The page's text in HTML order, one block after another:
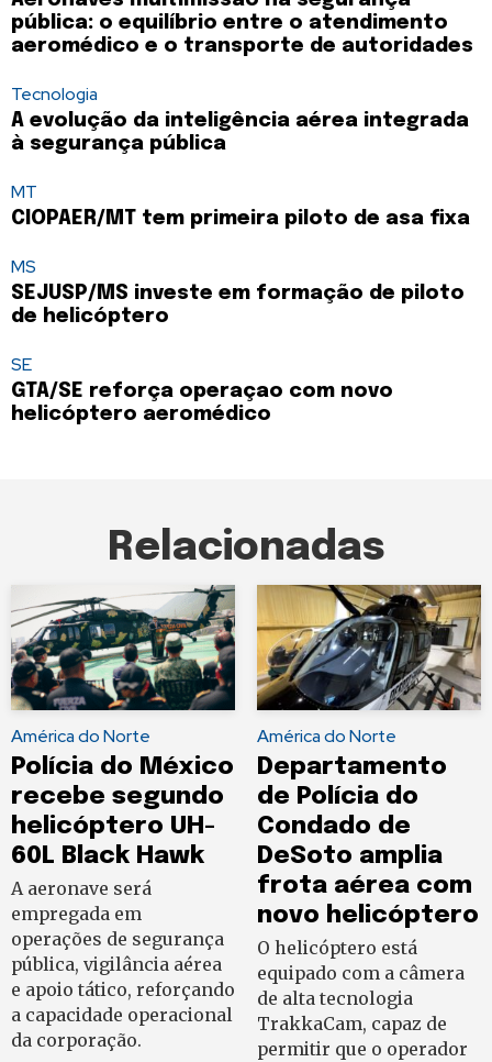
pública: o equilíbrio entre o atendimento
aeromédico e o transporte de autoridades
Tecnologia
A evolução da inteligência aérea integrada
à segurança pública
MT
CIOPAER/MT tem primeira piloto de asa fixa
MS
SEJUSP/MS investe em formação de piloto
de helicóptero
SE
GTA/SE reforça operaçao com novo
helicóptero aeromédico
Relacionadas
América do Norte
Polícia do México
recebe segundo
helicóptero UH-
60L Black Hawk
A aeronave será
empregada em
operações de segurança
pública, vigilância aérea
e apoio tático, reforçando
a capacidade operacional
da corporação.
América do Norte
Departamento
de Polícia do
Condado de
DeSoto amplia
frota aérea com
novo helicóptero
O helicóptero está
equipado com a câmera
de alta tecnologia
TrakkaCam, capaz de
permitir que o operador